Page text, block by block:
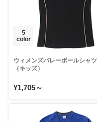
5
color
ウィメンズバレーボールシャツ
（キッズ）
¥1,705～